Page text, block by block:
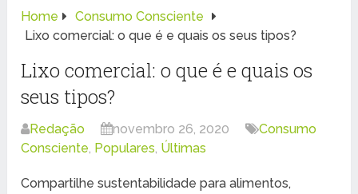
Home
Consumo Consciente
Lixo comercial: o que é e quais os seus tipos?
Lixo comercial: o que é e quais os
seus tipos?
Redação novembro 26, 2020
Consumo
Consciente, Populares, Últimas
Compartilhe sustentabilidade para alimentos,